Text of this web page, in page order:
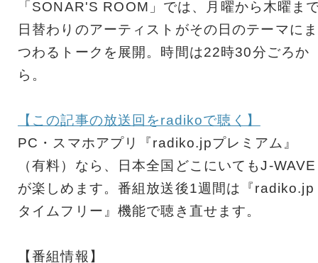
「SONAR'S ROOM」では、月曜から木曜ま
日替わりのアーティストがその日のテーマにま
つわるトークを展開。時間は22時30分ごろか
ら。
【この記事の放送回をradikoで聴く】
PC・スマホアプリ『radiko.jpプレミアム』
（有料）なら、日本全国どこにいてもJ-WAVE
が楽しめます。番組放送後1週間は『radiko.jp
タイムフリー』機能で聴き直せます。
【番組情報】